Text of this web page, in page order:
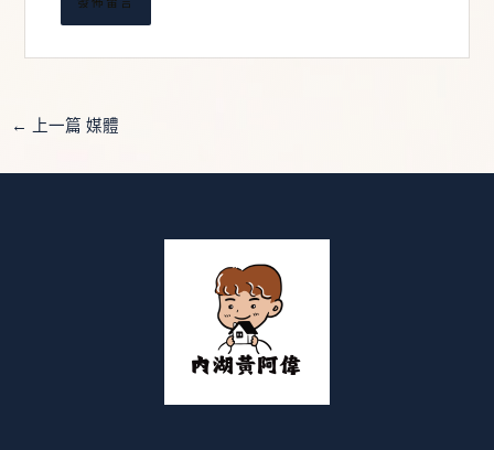
← 上一篇 媒體